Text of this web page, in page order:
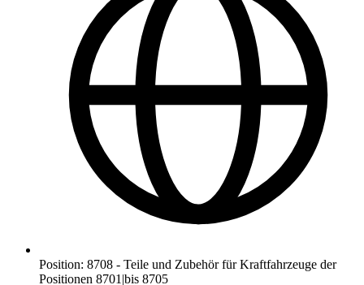
Position: 8708 - Teile und Zubehör für Kraftfahrzeuge der
Positionen 8701|bis 8705